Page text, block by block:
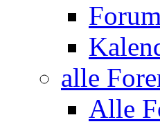
alle
Alle